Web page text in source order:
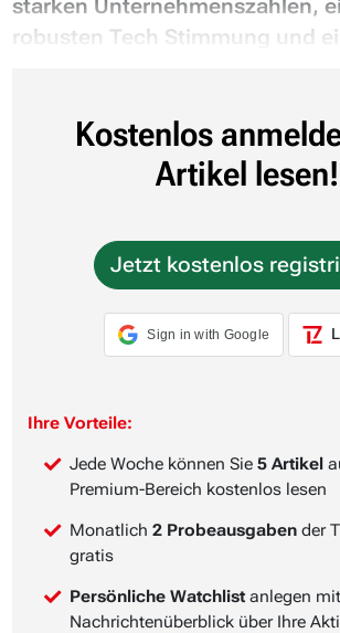
starken Unternehmenszahlen,
robusten Tech Stimmung und
Kostenlos
Artikel lesen!
Jetzt kostenlos
Sign in with Google
Ihre Vorteile:
Jede Woche können Sie 5 Artikel
Premium-Bereich kostenlos lesen
Monatlich 2 Probeausgaben der
gratis
Persönliche Watchlist anlegen
Nachrichtenüberblick über Ihre